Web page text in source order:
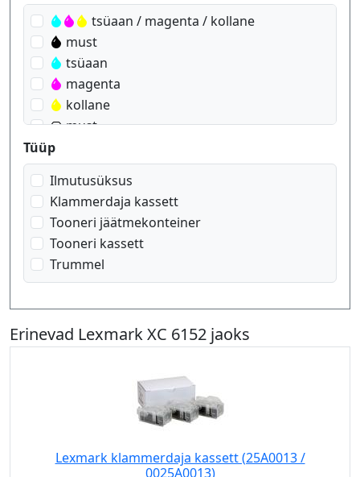
tsüaan / magenta / kollane
must
tsüaan
magenta
kollane
must
Tüüp
Ilmutusüksus
Klammerdaja kassett
Tooneri jäätmekonteiner
Tooneri kassett
Trummel
Erinevad Lexmark XC 6152 jaoks
Lexmark klammerdaja kassett (25A0013 /
0025A0013)